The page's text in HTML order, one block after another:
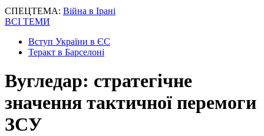
СПЕЦТЕМА: Війна в Ірані
ВСІ ТЕМИ
Вступ України в ЄС
Теракт в Барселоні
Вугледар: стратегічне
значення тактичної перемоги
ЗСУ